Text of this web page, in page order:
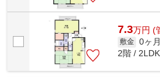
7.3万円 (
敷金 0ヶ月
2階 /